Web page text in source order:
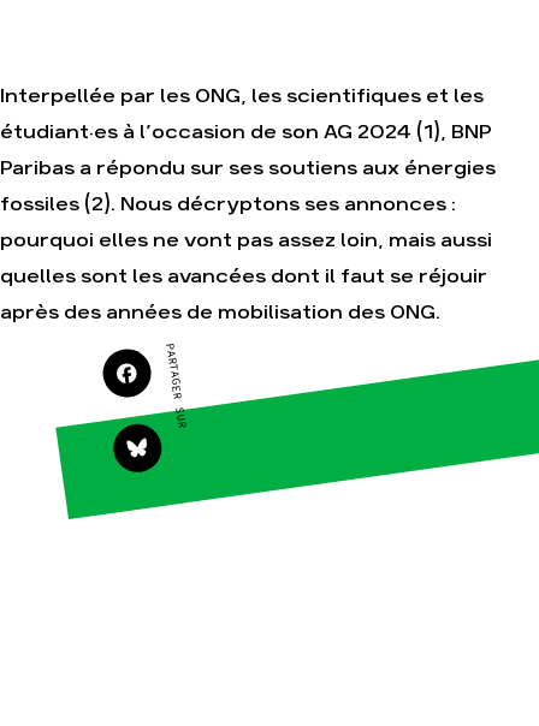
Faire un don
S'engager sur le
terrain
Agir au quotidien
Soutenir les
campagnes
Transmettre tout
ou partie de son
patrimoine
Télécharger
gratuitement les
guides éco-
citoyens
thématiques
Climat – Énergie
Surproduction
Agriculture
Finance
Interpellée par les ONG, les scientifiques et les
étudiant·es à l’occasion de son AG 2024 (1), BNP
Paribas a répondu sur ses soutiens aux énergies
fossiles (2). Nous décryptons ses annonces :
pourquoi elles ne vont pas assez loin, mais aussi
quelles sont les avancées dont il faut se réjouir
après des années de mobilisation des ONG.
PARTAGER SUR